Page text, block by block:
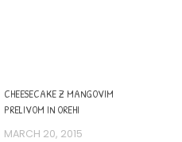
CHEESECAKE Z MANGOVIM
PRELIVOM IN OREHI
MARCH 20, 2015